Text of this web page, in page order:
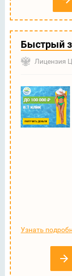
Быстрый
Лицензия
Узнать